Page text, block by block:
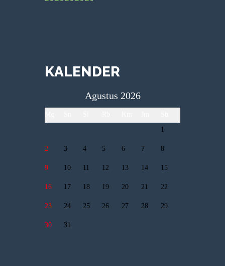
KALENDER
Agustus 2026
1
2 3 4 5 6 7 8
9 10 11 12 13 14 15
16 17 18 19 20 21 22
23 24 25 26 27 28 29
30 31